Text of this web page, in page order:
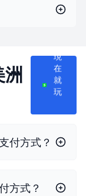
現
在
就
玩
付方式？
方式？